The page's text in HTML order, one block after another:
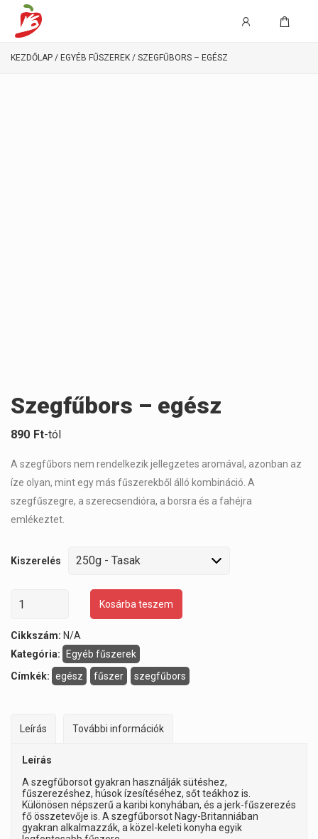
KEZDŐLAP / EGYÉB FŰSZEREK / SZEGFŰBORS – EGÉSZ
Szegfűbors – egész
890 Ft-tól
A szegfűbors nem rendelkezik jellegzetes aromával, azonban az
íze olyan, mint egy más fűszerekből álló kombináció. A
szegfűszegre, a szerecsendióra, a borsra és a fahéjra
emlékeztet.
Kiszerelés
Kosárba teszem
Cikkszám: N/A
Kategória:
Egyéb fűszerek
Címkék: egész fűszer szegfűbors
Leírás További információk
Leírás
A szegfűborsot gyakran használják sütéshez,
fűszerezéshez, húsok ízesítéséhez, sőt teákhoz is.
Különösen népszerű a karibi konyhában, és a jerk-fűszerezés
fő összetevője is. A szegfűborsot Nagy-Britanniában
gyakran alkalmazzák, a közel-keleti konyha egyik